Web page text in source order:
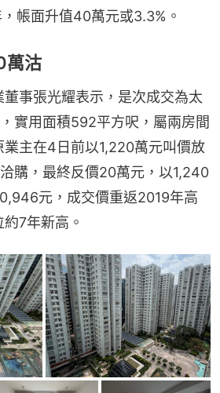
帳面升值40萬元或3.3%。
萬沽
事張光耀表示，是次成交為太
實用面積592平方呎，屬兩房間
業主在4日前以1,220萬元叫價放
購，最終反價20萬元，以1,240
元，成交價重返2019年高
7年新高。